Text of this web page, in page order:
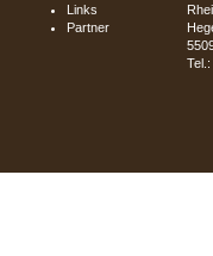
Links
Partner